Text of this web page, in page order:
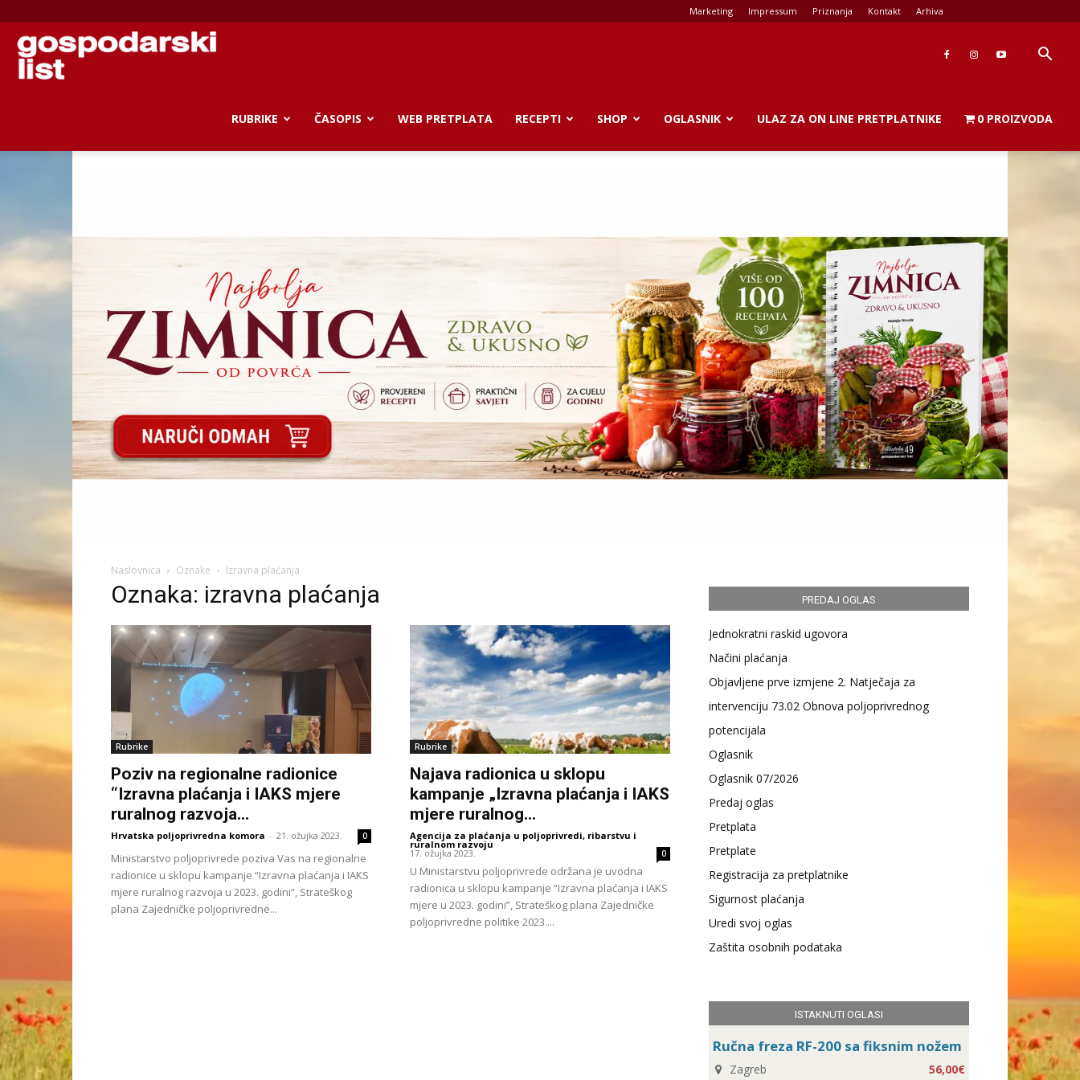
Marketing Impressum Priznanja Kontakt Arhiva
Gospodarski
RUBRIKE ČASOPIS WEB PRETPLATA RECEPTI SHOP OGLASNIK ULAZ ZA ON LINE PRETPLATNIKE 0 PROIZVODA
Naslovnica Oznake Izravna plaćanja
Oznaka: izravna plaćanja
Rubrike
Poziv na regionalne radionice
“Izravna plaćanja i IAKS mjere
ruralnog razvoja...
Hrvatska poljoprivredna komora - 21. ožujka 2023. 0
Ministarstvo poljoprivrede poziva Vas na regionalne
radionice u sklopu kampanje “Izravna plaćanja i IAKS
mjere ruralnog razvoja u 2023. godini”, Strateškog
plana Zajedničke poljoprivredne...
Rubrike
Najava radionica u sklopu
kampanje „Izravna plaćanja i IAKS
mjere ruralnog...
Agencija za plaćanja u poljoprivredi, ribarstvu i
ruralnom razvoju -
17. ožujka 2023. 0
U Ministarstvu poljoprivrede održana je uvodna
radionica u sklopu kampanje “Izravna plaćanja i IAKS
mjere u 2023. godini”, Strateškog plana Zajedničke
poljoprivredne politike 2023....
PREDAJ OGLAS
Jednokratni raskid ugovora
Načini plaćanja
Objavljene prve izmjene 2. Natječaja za
intervenciju 73.02 Obnova poljoprivrednog
potencijala
Oglasnik
Oglasnik 07/2026
Predaj oglas
Pretplata
Pretplate
Registracija za pretplatnike
Sigurnost plaćanja
Uredi svoj oglas
Zaštita osobnih podataka
ISTAKNUTI OGLASI
Ručna freza RF-200 sa fiksnim nožem
Zagreb 56,00€